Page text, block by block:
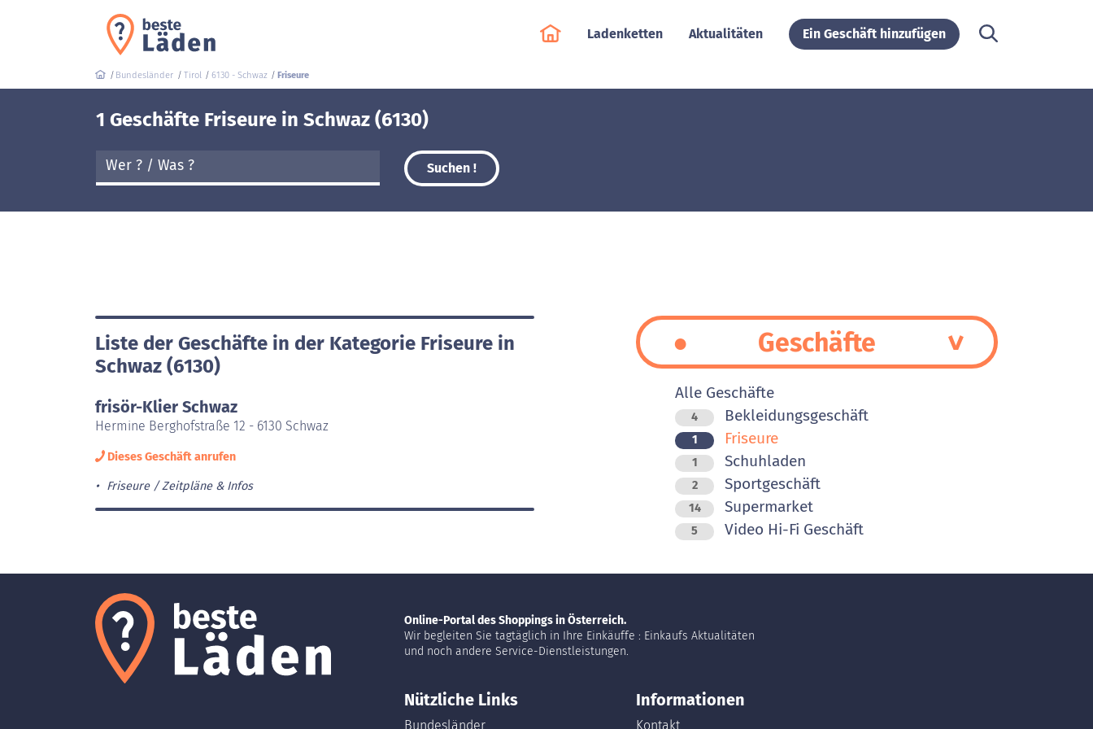
Ladenketten Aktualitäten Ein Geschäft hinzufügen
Bundesländer Tirol 6130 - Schwaz Friseure
1 Geschäfte Friseure in Schwaz (6130)
Suchen !
Liste der Geschäfte in der Kategorie Friseure in
Schwaz (6130)
frisör-Klier Schwaz
Hermine Berghofstraße 12 - 6130 Schwaz
Dieses Geschäft anrufen
Friseure Zeitpläne & Infos
Geschäfte
Alle Geschäfte
4 Bekleidungsgeschäft
1 Friseure
1 Schuhladen
2 Sportgeschäft
14 Supermarket
5 Video Hi-Fi Geschäft
Online-Portal des Shoppings in Österreich.
Wir begleiten Sie tagtäglich in Ihre Einkäuffe : Einkaufs Aktualitäten
und noch andere Service-Dienstleistungen.
Nützliche Links
Bundesländer
Informationen
Kontakt